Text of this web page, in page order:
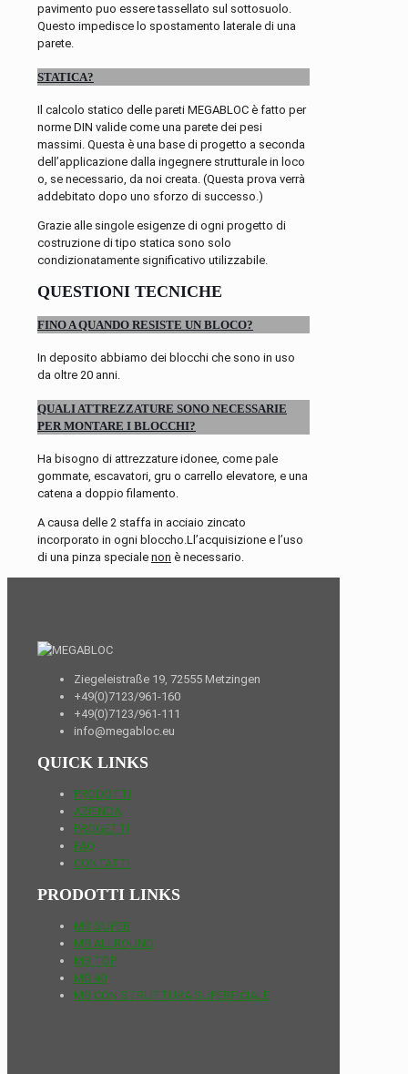
pavimento puo essere tassellato sul sottosuolo.
Questo impedisce lo spostamento laterale di una
parete.
STATICA?
Il calcolo statico delle pareti MEGABLOC è fatto per
norme DIN valide come una parete dei pesi
massimi. Questa è una base di progetto a seconda
dell’applicazione dalla ingegnere strutturale in loco
o, se necessario, da noi creata. (Questa prova verrà
addebitato dopo uno sforzo di successo.)
Grazie alle singole esigenze di ogni progetto di
costruzione di tipo statica sono solo
condizionatamente significativo utilizzabile.
QUESTIONI TECNICHE
FINO A QUANDO RESISTE UN BLOCO?
In deposito abbiamo dei blocchi che sono in uso
da oltre 20 anni.
QUALI ATTREZZATURE SONO NECESSARIE
PER MONTARE I BLOCCHI?
Ha bisogno di attrezzature idonee, come pale
gommate, escavatori, gru o carrello elevatore, e una
catena a doppio filamento.
A causa delle 2 staffa in acciaio zincato
incorporato in ogni bloccho.Ll’acquisizione e l’uso
di una pinza speciale non è necessario.
Ziegeleistraße 19, 72555 Metzingen
+49(0)7123/961-160
+49(0)7123/961-111
info@megabloc.eu
QUICK LINKS
PRODOTTI
AZIENDA
PROGETTI
FAQ
CONTATTI
PRODOTTI LINKS
MB SUPER
MB ALLROUND
MB TOP
MB 40
MB CON STRUTTURA SUPERFICIALE